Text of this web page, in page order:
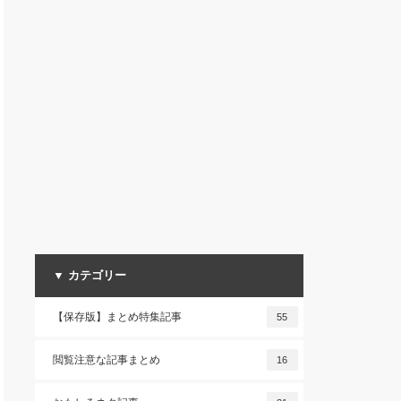
▼ カテゴリー
【保存版】まとめ特集記事 55
閲覧注意な記事まとめ 16